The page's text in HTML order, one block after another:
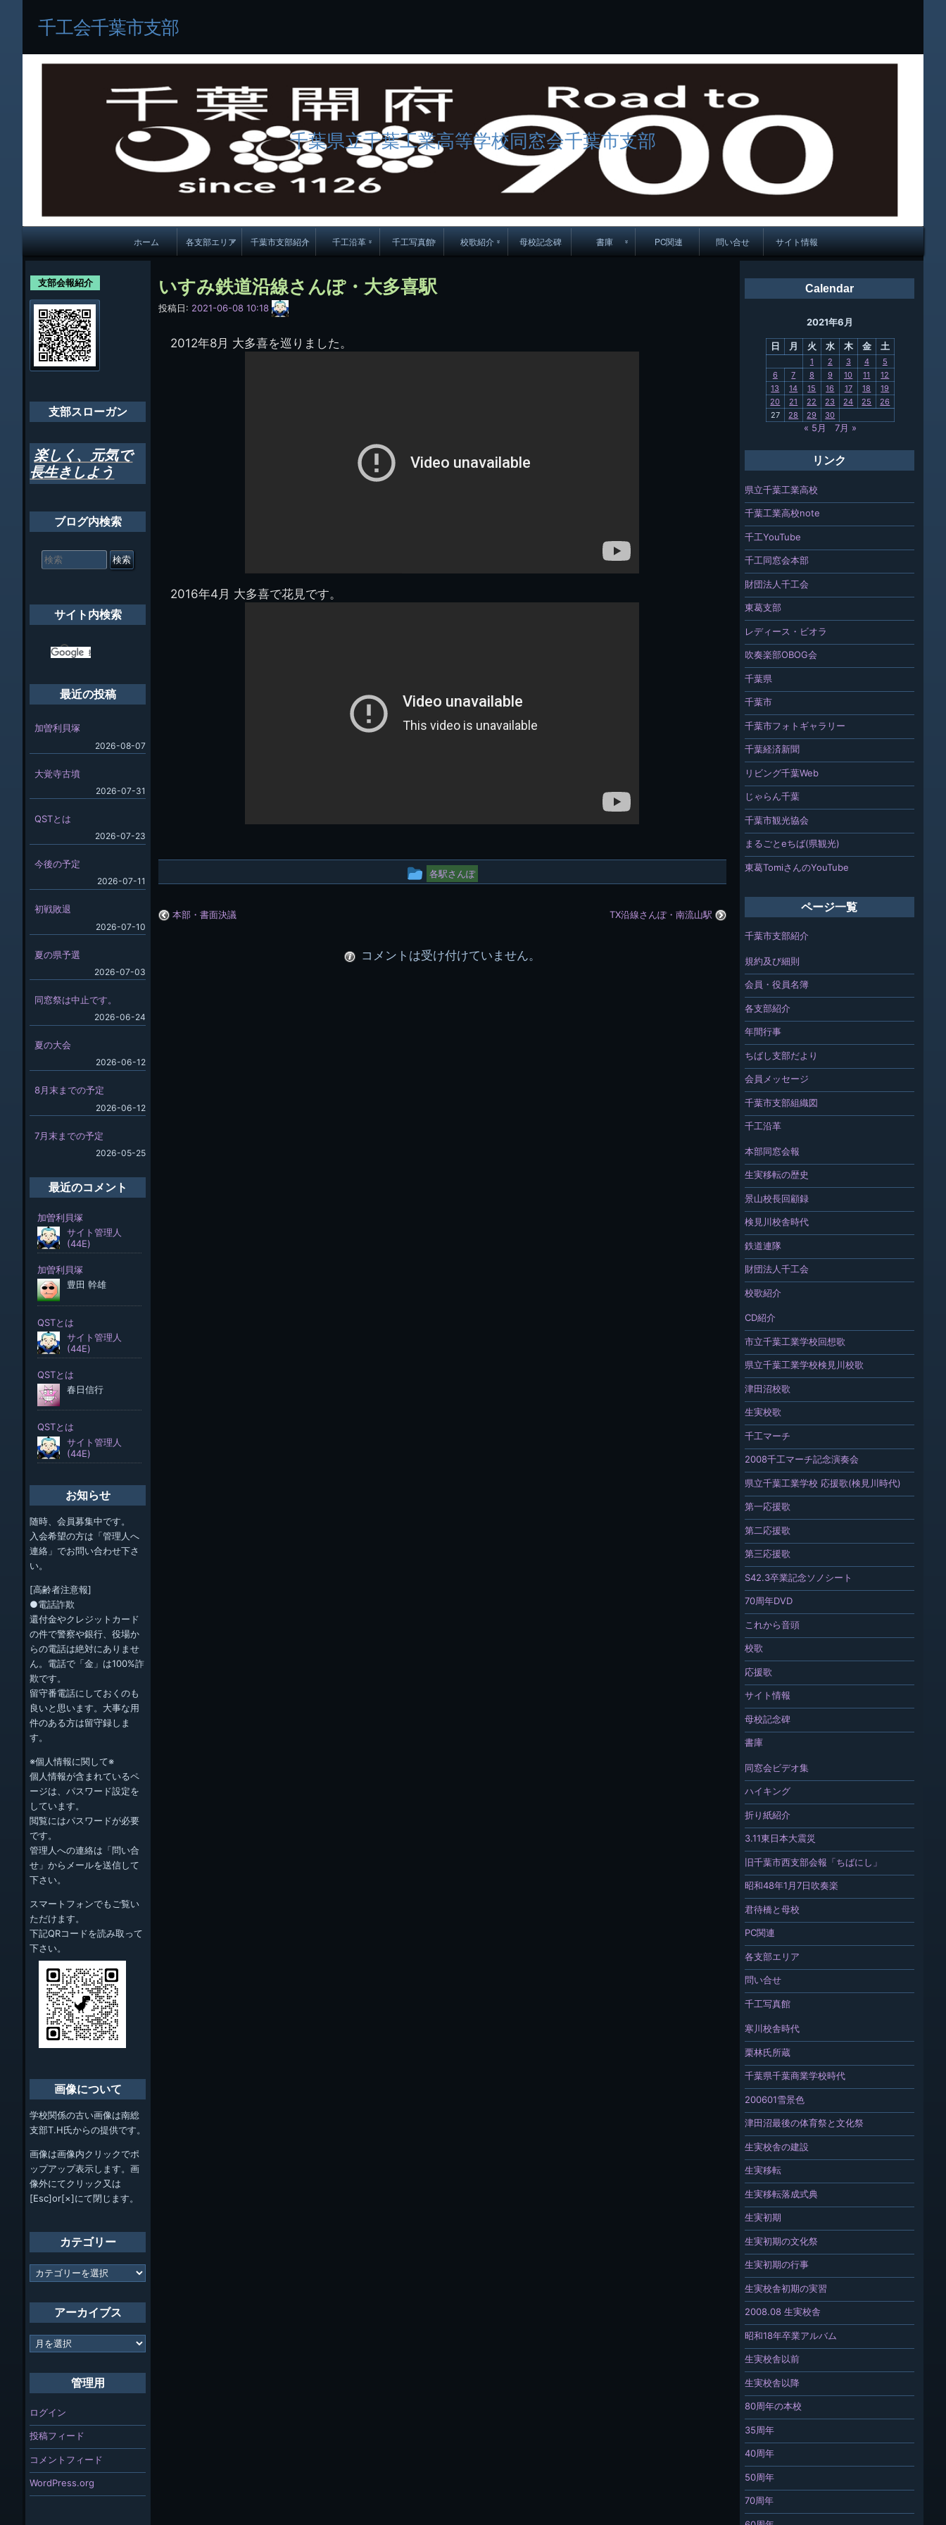
ツ
プ
千工会千葉市支部
千葉県立千葉工業高等学校同窓会千葉市支部
メ
イ
ン
ナ
ビ
ゲ
ー
ョ
ン
ホーム 各支部エリア 千葉市支部紹介
会員・役員名簿
ちばし支部だより
千工沿革
生実移転の歴史
検見川校舎時代
千工写真館
歴代校長
40周年
80周年の本校
生実校舎以前 寒川校舎時代
栗林氏所蔵
生実初期
校歌紹介
これから音頭
母校記念碑 書庫
吹奏楽部関連
PC関連 問い合せ サイト情報
いすみ鉄道沿線さんぽ・大多喜駅
投稿日: 2021-06-08 10:18
サ
イ
管
理
2012年8月 大多喜を巡りました。
2016年4月 大多喜で花見です。
投
ー
各駅さんぽ
本部・書面決議 TX沿線さんぽ・南流山駅
コメントは受け付けていません。
Calendar
2021年6月
日 月 火 水 木 金 土
1 2 3 4
5
6
7 8 9 10 11
12
13
14 15 16 17 18
19
20
21 22 23 24 25
26
27
28 29 30
« 5月 7月 »
リンク
県立千葉工業高校
千葉工業高校note
千工YouTube
千工同窓会本部
財団法人千工会
東葛支部
レディース・ビオラ
吹奏楽部OBOG会
千葉県
千葉市
千葉市フォトギャラリー
千葉経済新聞
リビング千葉Web
じゃらん千葉
千葉市観光協会
まるごとeちば(県観光)
東葛TomiさんのYouTube
ページ一覧
千葉市支部紹介
規約及び細則
会員・役員名簿
各支部紹介
年間行事
ちばし支部だより
会員メッセージ
千葉市支部組織図
千工沿革
本部同窓会報
生実移転の歴史
景山校長回顧録
検見川校舎時代
鉄道連隊
財団法人千工会
校歌紹介
CD紹介
市立千葉工業学校回想歌
県立千葉工業学校検見川校歌
津田沼校歌
生実校歌
千工マーチ
2008千工マーチ記念演奏会
県立千葉工業学校 応援歌(検見川時代)
第一応援歌
第二応援歌
第三応援歌
S42.3卒業記念ソノシート
70周年DVD
これから音頭
校歌
応援歌
サイト情報
母校記念碑
書庫
同窓会ビデオ集
ハイキング
折り紙紹介
3.11東日本大震災
旧千葉市西支部会報「ちばにし」
昭和48年1月7日吹奏楽
君待橋と母校
PC関連
各支部エリア
問い合せ
千工写真館
寒川校舎時代
栗林氏所蔵
千葉県千葉商業学校時代
200601雪景色
津田沼最後の体育祭と文化祭
生実校舎の建設
生実移転
生実移転落成式典
生実初期
生実初期の文化祭
生実初期の行事
生実校舎初期の実習
2008.08 生実校舎
昭和18年卒業アルバム
生実校舎以前
生実校舎以降
80周年の本校
35周年
40周年
50周年
70周年
支部会報紹介
支部スローガン
楽しく、元気で
長生きしよう
ブログ内検索
索
サイト内検索
最近の投稿
加曽利貝塚
2026-08-07
大覚寺古墳
2026-07-31
QSTとは
2026-07-23
今後の予定
2026-07-11
初戦敗退
2026-07-10
夏の県予選
2026-07-03
同窓祭は中止です。
2026-06-24
夏の大会
2026-06-12
8月末までの予定
2026-06-12
7月末までの予定
2026-05-25
最近のコメント
お知らせ
随時、会員募集中です。
入会希望の方は「管理人へ
連絡」でお問い合わせ下さ
い。
[高齢者注意報]
●電話詐欺
還付金やクレジットカード
の件で警察や銀行、役場か
らの電話は絶対にありませ
ん。電話で「金」は100%詐
欺です。
留守番電話にしておくのも
良いと思います。大事な用
件のある方は留守録しま
す。
※個人情報に関して※
個人情報が含まれているペ
ージは、パスワード設定を
しています。
閲覧にはパスワードが必要
です。
管理人への連絡は「問い合
せ」からメールを送信して
下さい。
スマートフォンでもご覧い
ただけます。
下記QRコードを読み取って
下さい。
画像について
学校関係の古い画像は南総
支部T.H氏からの提供です。
画像は画像内クリックでポ
ップアップ表示します。画
像外にてクリック又は
[Esc]or[×]にて閉じます。
カテゴリー
カ
テ
ー
アーカイブス
ア
ー
管理用
ログイン
投稿フィード
コメントフィード
WordPress.org